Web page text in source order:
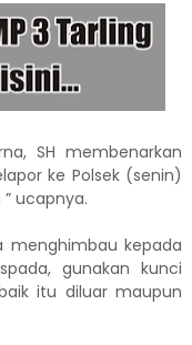
SH membenarkan
ke Polsek (senin)
ucapnya.
menghimbau kepada
gunakan kunci
itu diluar maupun